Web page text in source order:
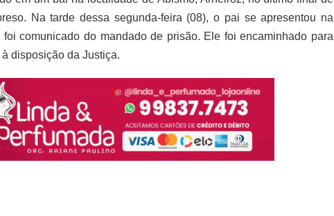
Na tarde dessa segunda-feira (08), o pai se apresentou na
comunicado do mandado de prisão. Ele foi encaminhado para
disposição da Justiça.